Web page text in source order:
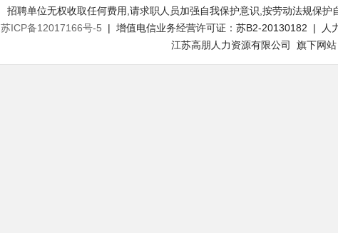
招聘单位无权收取任何费用,请求职人员加强自我保护意识,按劳动法规保护
苏ICP备12017166号-5 | 增值电信业务经营许可证：苏B2-20130182 | 人
江苏高朋人力资源有限公司 旗下网站